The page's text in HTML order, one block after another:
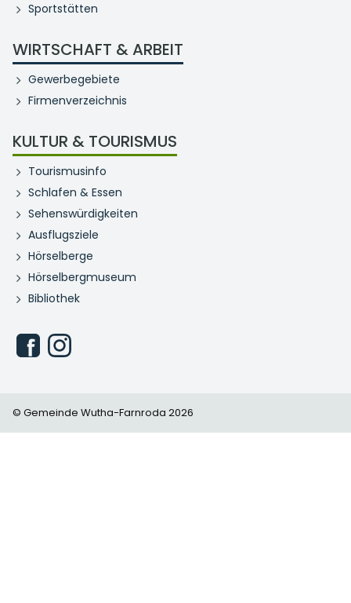
Sportstätten
WIRTSCHAFT & ARBEIT
Gewerbegebiete
Firmenverzeichnis
KULTUR & TOURISMUS
Tourismusinfo
Schlafen & Essen
Sehenswürdigkeiten
Ausflugsziele
Hörselberge
Hörselbergmuseum
Bibliothek
© Gemeinde Wutha-Farnroda 2026